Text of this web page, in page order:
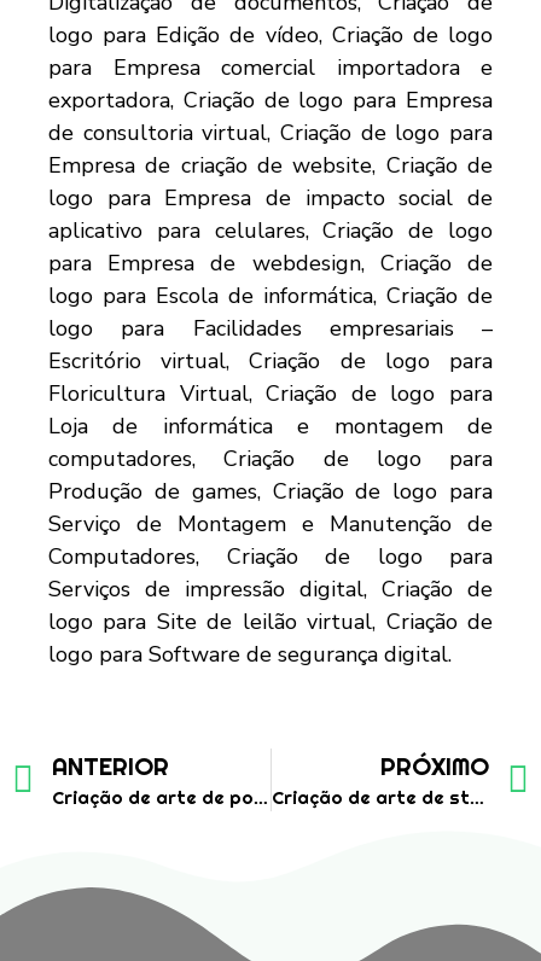
ANTERIOR
Criação de arte de portfólio digital para empresa de transporte e logística
PRÓXIMO
Criação de arte de stories para makeup